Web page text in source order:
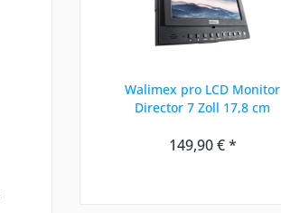
Walimex pro LCD Monitor
Director 7 Zoll 17,8 cm
149,90 € *